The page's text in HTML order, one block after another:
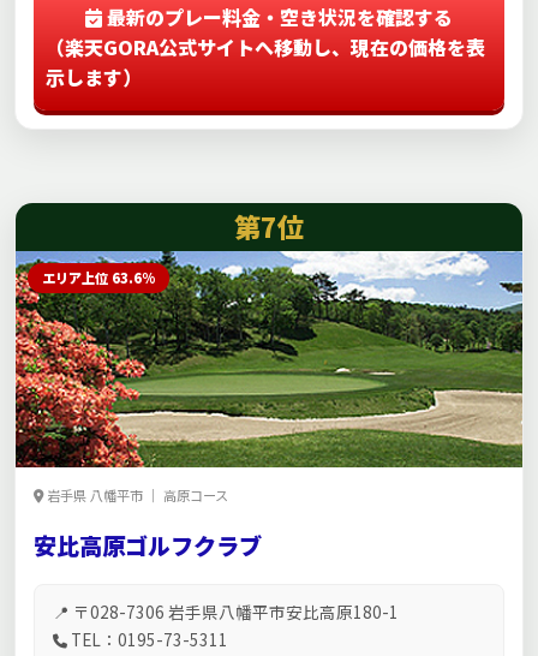
最新のプレー料金・空き状況を確認する
（楽天GORA公式サイトへ移動し、現在の価格を表
示します）
第7位
エリア上位 63.6%
岩手県 八幡平市 ｜ 高原コース
安比高原ゴルフクラブ
📍 〒028-7306 岩手県八幡平市安比高原180-1
TEL：0195-73-5311